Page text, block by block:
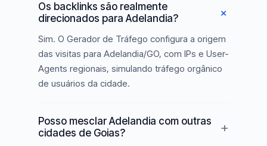
Os backlinks são realmente
direcionados para Adelandia?
Sim. O Gerador de Tráfego configura a origem
das visitas para Adelandia/GO, com IPs e User-
Agents regionais, simulando tráfego orgânico
de usuários da cidade.
Posso mesclar Adelandia com outras
cidades de Goias?